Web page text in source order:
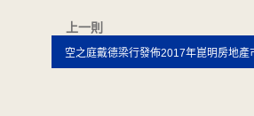
上一則
空之庭戴德梁行發佈2017年崑明房地產